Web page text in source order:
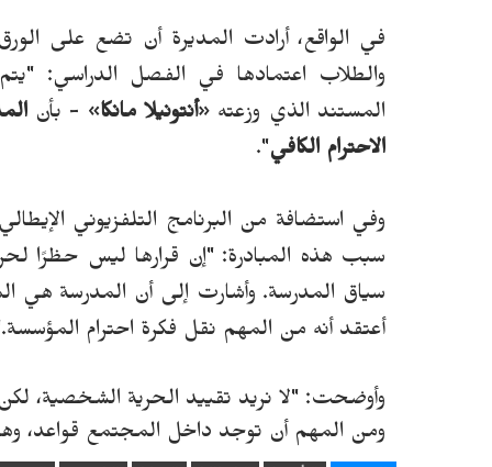
في الواقع، أرادت المديرة أن تضع على
والطلاب اعتمادها في الفصل الدراسي: "يتم
المستند الذي وزعته «أنتونيلا مانكا» - بأن
الاحترام الكافي".
وفي استضافة من البرنامج التلفزيوني
سبب هذه المبادرة: "إن قرارها ليس حظرًا
سياق المدرسة. وأشارت إلى أن المدرسة هي
أعتقد أنه من المهم نقل فكرة احترام المؤسسة.
وأوضحت: "لا نريد تقييد الحرية الشخصية،
ومن المهم أن توجد داخل المجتمع قواعد،